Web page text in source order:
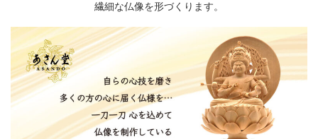
繊細な仏像を形づくります。